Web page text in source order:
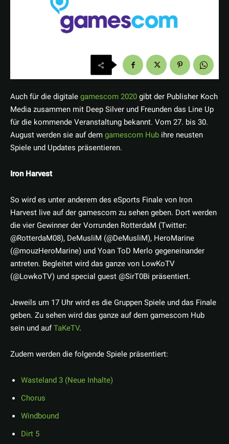
Auch für die digitalegamescom 2020gibt der Publisher Koch
Media zusammen mit Deep Silver und Freunden das Line Up
für die kommende Veranstaltung bekannt. Vom 27. bis 30.
August werden sie auf demgamescom Hub ihre neusten
Spiele und Updates präsentieren.
Iron Harvest
So wird es unter anderem des eSports Finale von Iron
Harvest live auf der gamescom zu sehen geben. Dort werden
die vier Gewinner der Vorrunden RotterdaM (Twitter:
@RotterdaM08), DeMusliM (@DeMusliM), HeroMarine
(@mouzHeroMarine) und Yoan ToD Merlo gegeneinander
antreten. Begleitet wird das ganze von LowKoTV
(@LowkoTV) und special guest @SirT0Bi präsentiert.
Jeweils um 17 Uhr wird es die Gruppen Spiele und das Finale
geben. Zu sehen wird das ganze auf dem gamescom Hub
sein und aufTaKeTV.
Zudem werden die folgende Spiele präsentiert:
Wasteland 3 (Neue Inhalte)
Chorus
Windbound
Dirt 5